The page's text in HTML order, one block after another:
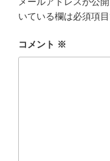
いている欄は必須項
コメント ※